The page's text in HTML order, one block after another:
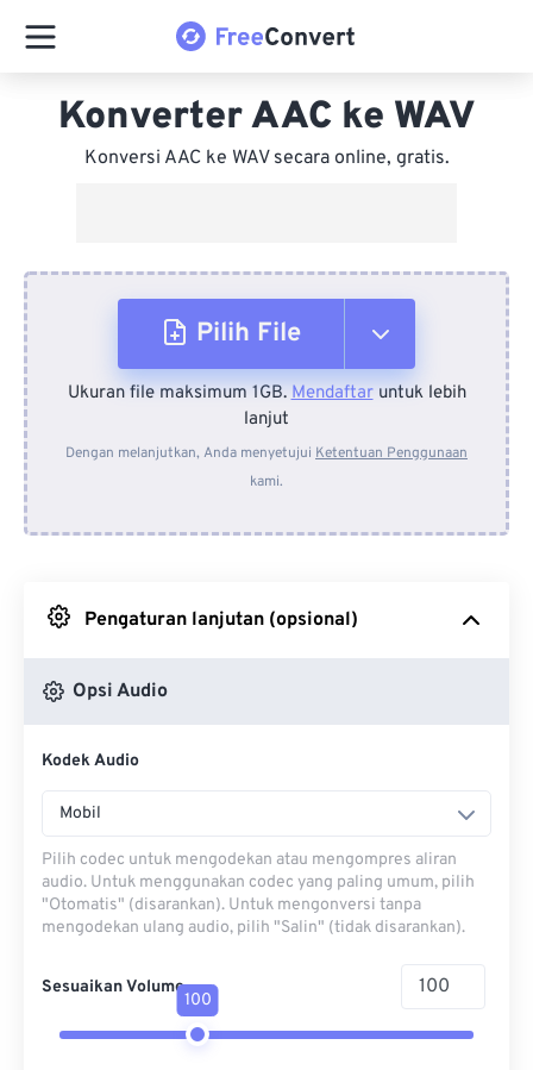
Konverter AAC ke WAV
Konversi AAC ke WAV secara online, gratis.
Pilih File
Dari Perangkat
Dari Dropbox
Ukuran file maksimum 1GB.Mendaftaruntuk lebih
lanjut
Dengan melanjutkan, Anda menyetujui Ketentuan Penggunaan
kami.
Pengaturan lanjutan (opsional)
Opsi Audio
Kodek Audio
Mobil
Pilih codec untuk mengodekan atau mengompres aliran
audio. Untuk menggunakan codec yang paling umum, pilih
"Otomatis" (disarankan). Untuk mengonversi tanpa
mengodekan ulang audio, pilih "Salin" (tidak disarankan).
Sesuaikan Volume
100